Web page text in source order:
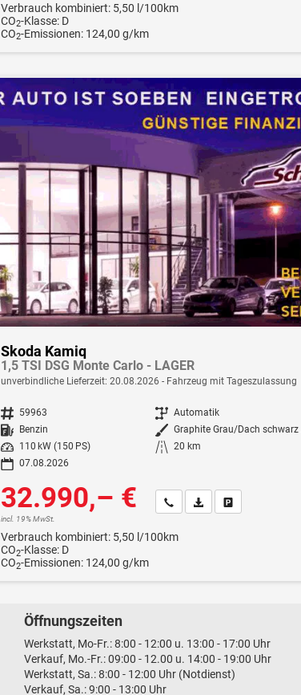
Verbrauch kombiniert: 5,50 l/100km
CO2-Klasse: D
CO2-Emissionen: 124,00 g/km
Skoda Kamiq
1,5 TSI DSG Monte Carlo - LAGER
unverbindliche Lieferzeit: 20.08.2026 Fahrzeug mit Tageszulassung
Fahrzeugnr. 59963 Getriebe Automatik
Kraftstoff
Benzin Außenfarbe
Leistung
110 kW (150 PS) Kilometerstand 20 km
07.08.2026
32.990,– €
incl. 19% MwSt.
Wir rufen Sie anFahrzeugexposé (PDF)
Fahrzeug parken
Verbrauch kombiniert: 5,50 l/100km
CO2-Klasse: D
CO2-Emissionen: 124,00 g/km
Öffnungszeiten
Werkstatt, Mo-Fr.: 8:00 - 12:00 u. 13:00 - 17:00 Uhr
Verkauf, Mo.-Fr.: 09:00 - 12.00 u. 14:00 - 19:00 Uhr
Werkstatt, Sa.: 8:00 - 12:00 Uhr (Notdienst)
Verkauf, Sa.: 9:00 - 13:00 Uhr